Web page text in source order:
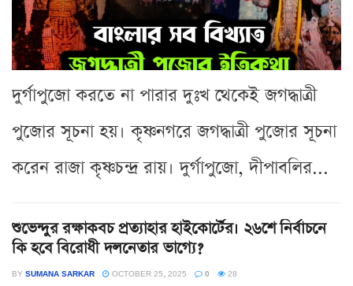
দুর্গাপুজো করতে না পারার দুঃখ থেকেই জগদ্ধাত্রী
পুজোর সূচনা হয়। কৃষ্ণনগরে জগদ্ধাত্রী পুজোর সূচনা
করেন রাজা কৃষ্ণচন্দ্র রায়। দুর্গাপুজো, দীপাবলির...
শুভেন্দুর রক্ষাকবচ প্রত্যাহার হাইকোর্টের। ২৬শে নির্বাচনে
কি হবে বিরোধী দলনেতার ভাগ্যে?
BY SUMANA SARKAR OCTOBER 25, 2025 0 28